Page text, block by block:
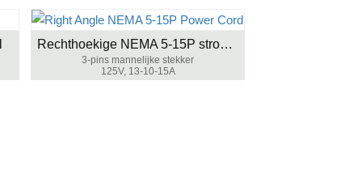
Rechthoekige NEMA 5-15P stroomkabel
3-pins mannelijke stekker
125V, 13-10-15A